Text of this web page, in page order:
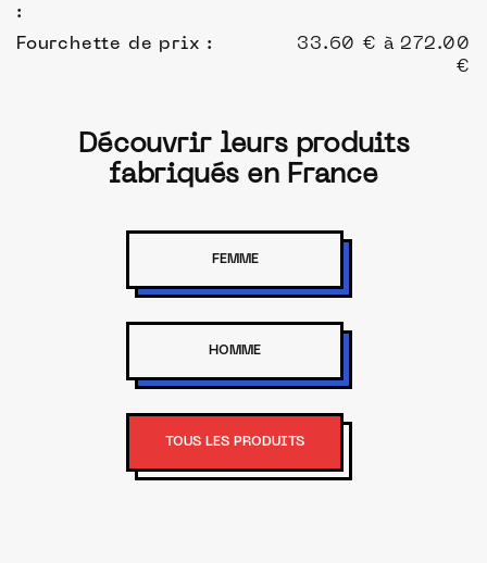
:
Fourchette de prix :
33.60 € à 272.00
€
Découvrir leurs produits
fabriqués en France
FEMME
HOMME
TOUS LES PRODUITS